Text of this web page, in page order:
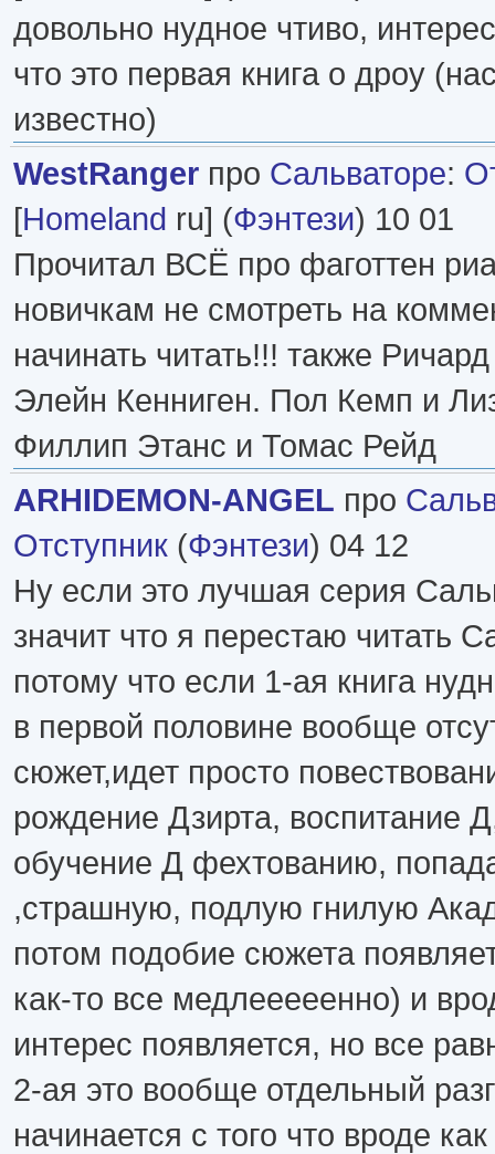
довольно нудное чтиво,
что это первая книга о дроу
известно)
WestRanger про Сальваторе:
[Homeland ru] (Фэнтези) 10 01
Прочитал ВСЁ про фаготтен
новичкам не смотреть на
начинать читать!!! также
Элейн Кенниген. Пол Кемп и
Филлип Этанс и Томас Рейд
ARHIDEMON-ANGEL про
Отступник (Фэнтези) 04 12
Ну если это лучшая серия
значит что я перестаю читать
потому что если 1-ая книга
в первой половине вообще
сюжет,идет просто
рождение Дзирта, воспитание
обучение Д фехтованию,
,страшную, подлую гнилую
потом подобие сюжета
как-то все медлееееенно) и
интерес появляется, но все
2-ая это вообще отдельный
начинается с того что вроде